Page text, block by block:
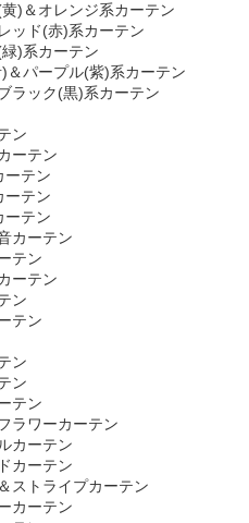
)＆オレンジ系カーテン
ッド(赤)系カーテン
)系カーテン
＆パープル(紫)系カーテン
ラック(黒)系カーテン
ン
ーテン
ーテン
ーテン
ーテン
カーテン
テン
ーテン
ン
テン
ン
ン
テン
ラワーカーテン
カーテン
カーテン
ストライプカーテン
カーテン